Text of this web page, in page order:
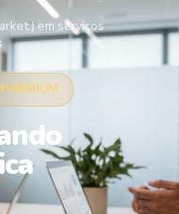
em serviços
PREMIUM